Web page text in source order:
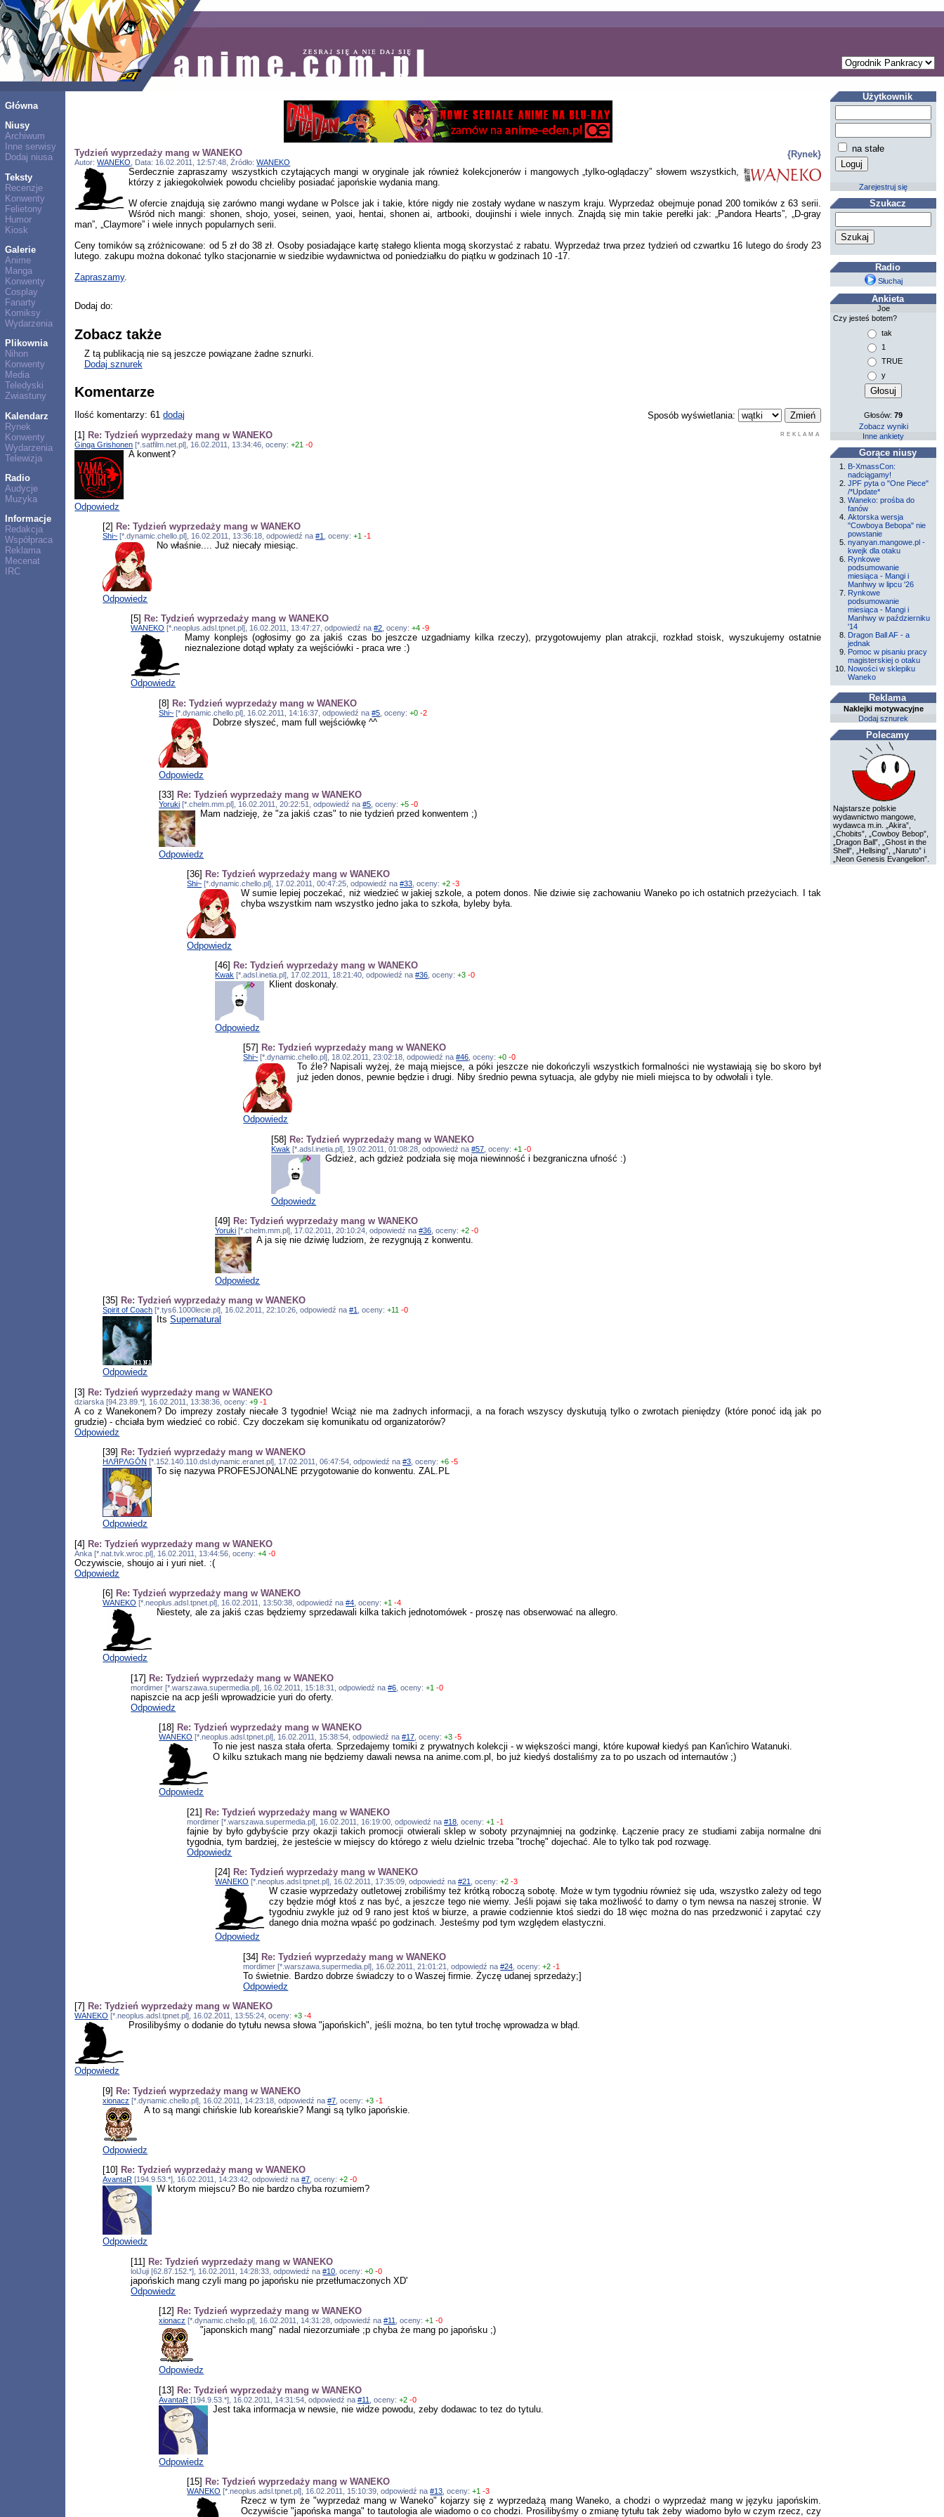
Główna
Niusy
Archiwum
Inne serwisy
Dodaj niusa
Teksty
Recenzje
Konwenty
Felietony
Humor
Kiosk
Galerie
Anime
Manga
Konwenty
Cosplay
Fanarty
Komiksy
Wydarzenia
Plikownia
Nihon
Konwenty
Media
Teledyski
Zwiastuny
Kalendarz
Rynek
Konwenty
Wydarzenia
Telewizja
Radio
Audycje
Muzyka
Informacje
Redakcja
Współpraca
Reklama
Mecenat
IRC
{Rynek}
Tydzień wyprzedaży mang w WANEKO
Autor:WANEKO , Data: 16.02.2011, 12:57:48, Źródło:WANEKO
Serdecznie zapraszamy wszystkich czytających mangi w oryginale jak również kolekcjonerów i mangowych „tylko-oglądaczy” słowem wszystkich,
którzy z jakiegokolwiek powodu chcieliby posiadać japońskie wydania mang.
W ofercie znajdują się zarówno mangi wydane w Polsce jak i takie, które nigdy nie zostały wydane w naszym kraju. Wyprzedaż obejmuje ponad 200 tomików z 63 serii.
Wśród nich mangi: shonen, shojo, yosei, seinen, yaoi, hentai, shonen ai, artbooki, doujinshi i wiele innych. Znajdą się min takie perełki jak: „Pandora Hearts”, „D-gray
man”, „Claymore” i wiele innych popularnych serii.
Ceny tomików są zróżnicowane: od 5 zł do 38 zł. Osoby posiadające kartę stałego klienta mogą skorzystać z rabatu. Wyprzedaż trwa przez tydzień od czwartku 16 lutego do środy 23
lutego. zakupu można dokonać tylko stacjonarnie w siedzibie wydawnictwa od poniedziałku do piątku w godzinach 10 -17.
Zapraszamy.
Dodaj do:
Zobacz także
Z tą publikacją nie są jeszcze powiązane żadne sznurki.
Dodaj sznurek
Komentarze
Sposób wyświetlania:
Ilość komentarzy: 61dodaj
REKLAMA
[1] Re: Tydzień wyprzedaży mang w WANEKO
Ginga Grishonen [*.satfilm.net.pl], 16.02.2011, 13:34:46, oceny:+21 -0
A konwent?
Odpowiedz
[2] Re: Tydzień wyprzedaży mang w WANEKO
Shi~ [*.dynamic.chello.pl], 16.02.2011, 13:36:18, odpowiedź na#1 , oceny:+1 -1
No właśnie.... Już niecały miesiąc.
Odpowiedz
[5] Re: Tydzień wyprzedaży mang w WANEKO
WANEKO [*.neoplus.adsl.tpnet.pl], 16.02.2011, 13:47:27, odpowiedź na#2 , oceny:+4 -9
Mamy konplejs (ogłosimy go za jakiś czas bo jeszcze uzgadniamy kilka rzeczy), przygotowujemy plan atrakcji, rozkład stoisk, wyszukujemy ostatnie
nieznalezione dotąd wpłaty za wejściówki - praca wre :)
Odpowiedz
[8] Re: Tydzień wyprzedaży mang w WANEKO
Shi~ [*.dynamic.chello.pl], 16.02.2011, 14:16:37, odpowiedź na#5 , oceny:+0 -2
Dobrze słyszeć, mam full wejściówkę ^^
Odpowiedz
[33] Re: Tydzień wyprzedaży mang w WANEKO
Yoruki [*.chelm.mm.pl], 16.02.2011, 20:22:51, odpowiedź na#5 , oceny:+5 -0
Mam nadzieję, że "za jakiś czas" to nie tydzień przed konwentem ;)
Odpowiedz
[36] Re: Tydzień wyprzedaży mang w WANEKO
Shi~ [*.dynamic.chello.pl], 17.02.2011, 00:47:25, odpowiedź na#33 , oceny:+2 -3
W sumie lepiej poczekać, niż wiedzieć w jakiej szkole, a potem donos. Nie dziwie się zachowaniu Waneko po ich ostatnich przeżyciach. I tak
chyba wszystkim nam wszystko jedno jaka to szkoła, byleby była.
Odpowiedz
[46] Re: Tydzień wyprzedaży mang w WANEKO
Kwak [*.adsl.inetia.pl], 17.02.2011, 18:21:40, odpowiedź na#36, oceny:+3 -0
Klient doskonały.
Odpowiedz
[57] Re: Tydzień wyprzedaży mang w WANEKO
Shi~ [*.dynamic.chello.pl], 18.02.2011, 23:02:18, odpowiedź na#46 , oceny:+0 -0
To źle? Napisali wyżej, że mają miejsce, a póki jeszcze nie dokończyli wszystkich formalności nie wystawiają się bo skoro był
już jeden donos, pewnie będzie i drugi. Niby średnio pewna sytuacja, ale gdyby nie mieli miejsca to by odwołali i tyle.
Odpowiedz
[58] Re: Tydzień wyprzedaży mang w WANEKO
Kwak [*.adsl.inetia.pl], 19.02.2011, 01:08:28, odpowiedź na#57 , oceny:+1 -0
Gdzież, ach gdzież podziała się moja niewinność i bezgraniczna ufność :)
Odpowiedz
[49] Re: Tydzień wyprzedaży mang w WANEKO
Yoruki [*.chelm.mm.pl], 17.02.2011, 20:10:24, odpowiedź na#36 , oceny:+2 -0
A ja się nie dziwię ludziom, że rezygnują z konwentu.
Odpowiedz
[35] Re: Tydzień wyprzedaży mang w WANEKO
Spirit of Coach [*.tys6.1000lecie.pl], 16.02.2011, 22:10:26, odpowiedź na#1 , oceny:+11 -0
Its Supernatural
Odpowiedz
[3] Re: Tydzień wyprzedaży mang w WANEKO
dziarska [94.23.89.*], 16.02.2011, 13:38:36, oceny:+9 -1
A co z Wanekonem? Do imprezy zostały niecałe 3 tygodnie! Wciąż nie ma żadnych informacji, a na forach wszyscy dyskutują tylko o zwrotach pieniędzy (które ponoć idą jak po
grudzie) - chciała bym wiedzieć co robić. Czy doczekam się komunikatu od organizatorów?
Odpowiedz
[39] Re: Tydzień wyprzedaży mang w WANEKO
HΛЯPΛGŌN [*.152.140.110.dsl.dynamic.eranet.pl], 17.02.2011, 06:47:54, odpowiedź na#3 , oceny:+6 -5
To się nazywa PROFESJONALNE przygotowanie do konwentu. ZAL.PL
Odpowiedz
[4] Re: Tydzień wyprzedaży mang w WANEKO
Anka [*.nat.tvk.wroc.pl], 16.02.2011, 13:44:56, oceny:+4 -0
Oczywiscie, shoujo ai i yuri niet. :(
Odpowiedz
[6] Re: Tydzień wyprzedaży mang w WANEKO
WANEKO [*.neoplus.adsl.tpnet.pl], 16.02.2011, 13:50:38, odpowiedź na#4 , oceny:+1 -4
Niestety, ale za jakiś czas będziemy sprzedawali kilka takich jednotomówek - proszę nas obserwować na allegro.
Odpowiedz
[17] Re: Tydzień wyprzedaży mang w WANEKO
mordimer [*.warszawa.supermedia.pl], 16.02.2011, 15:18:31, odpowiedź na#6 , oceny:+1 -0
napiszcie na acp jeśli wprowadzicie yuri do oferty.
Odpowiedz
[18] Re: Tydzień wyprzedaży mang w WANEKO
WANEKO [*.neoplus.adsl.tpnet.pl], 16.02.2011, 15:38:54, odpowiedź na#17 , oceny:+3 -5
To nie jest nasza stała oferta. Sprzedajemy tomiki z prywatnych kolekcji - w większości mangi, które kupował kiedyś pan Kan'ichiro Watanuki.
O kilku sztukach mang nie będziemy dawali newsa na anime.com.pl, bo już kiedyś dostaliśmy za to po uszach od internautów ;)
Odpowiedz
[21] Re: Tydzień wyprzedaży mang w WANEKO
mordimer [*.warszawa.supermedia.pl], 16.02.2011, 16:19:00, odpowiedź na#18 , oceny:+1 -1
fajnie by było gdybyście przy okazji takich promocji otwierali sklep w soboty przynajmniej na godzinkę. Łączenie pracy ze studiami zabija normalne dni
tygodnia, tym bardziej, że jesteście w miejscy do którego z wielu dzielnic trzeba "trochę" dojechać. Ale to tylko tak pod rozwagę.
Odpowiedz
[24] Re: Tydzień wyprzedaży mang w WANEKO
WANEKO [*.neoplus.adsl.tpnet.pl], 16.02.2011, 17:35:09, odpowiedź na#21 , oceny:+2 -3
W czasie wyprzedaży outletowej zrobiliśmy też krótką roboczą sobotę. Może w tym tygodniu również się uda, wszystko zależy od tego
czy będzie mógł ktoś z nas być, a jeszcze tego nie wiemy. Jeśli pojawi się taka możliwość to damy o tym newsa na naszej stronie. W
tygodniu zwykle już od 9 rano jest ktoś w biurze, a prawie codziennie ktoś siedzi do 18 więc można do nas przedzwonić i zapytać czy
danego dnia można wpaść po godzinach. Jesteśmy pod tym względem elastyczni.
Odpowiedz
[34] Re: Tydzień wyprzedaży mang w WANEKO
mordimer [*.warszawa.supermedia.pl], 16.02.2011, 21:01:21, odpowiedź na#24 , oceny:+2 -1
To świetnie. Bardzo dobrze świadczy to o Waszej firmie. Życzę udanej sprzedaży;]
Odpowiedz
[7] Re: Tydzień wyprzedaży mang w WANEKO
WANEKO [*.neoplus.adsl.tpnet.pl], 16.02.2011, 13:55:24, oceny:+3 -4
Prosilibyśmy o dodanie do tytułu newsa słowa "japońskich", jeśli można, bo ten tytuł trochę wprowadza w błąd.
Odpowiedz
[9] Re: Tydzień wyprzedaży mang w WANEKO
xionacz [*.dynamic.chello.pl], 16.02.2011, 14:23:18, odpowiedź na#7 , oceny:+3 -1
A to są mangi chińskie lub koreańskie? Mangi są tylko japońskie.
Odpowiedz
[10] Re: Tydzień wyprzedaży mang w WANEKO
AvantaR [194.9.53.*], 16.02.2011, 14:23:42, odpowiedź na#7 , oceny:+2 -0
W ktorym miejscu? Bo nie bardzo chyba rozumiem?
Odpowiedz
[11] Re: Tydzień wyprzedaży mang w WANEKO
lolJuji [62.87.152.*], 16.02.2011, 14:28:33, odpowiedź na#10 , oceny:+0 -0
japońskich mang czyli mang po japońsku nie przetłumaczonych XD'
Odpowiedz
[12] Re: Tydzień wyprzedaży mang w WANEKO
xionacz [*.dynamic.chello.pl], 16.02.2011, 14:31:28, odpowiedź na#11 , oceny:+1 -0
"japonskich mang" nadal niezorzumiałe ;p chyba że mang po japońsku ;)
Odpowiedz
[13] Re: Tydzień wyprzedaży mang w WANEKO
AvantaR [194.9.53.*], 16.02.2011, 14:31:54, odpowiedź na#11 , oceny:+2 -0
Jest taka informacja w newsie, nie widze powodu, zeby dodawac to tez do tytulu.
Odpowiedz
[15] Re: Tydzień wyprzedaży mang w WANEKO
WANEKO [*.neoplus.adsl.tpnet.pl], 16.02.2011, 15:10:39, odpowiedź na#13, oceny:+1 -3
Rzecz w tym że "wyprzedaż mang w Waneko" kojarzy się z wyprzedażą mang Waneko, a chodzi o wyprzedaż mang w języku japońskim.
Oczywiście "japońska manga" to tautologia ale wiadomo o co chodzi. Prosilibyśmy o zmianę tytułu tak żeby wiadomo było w czym rzecz, czy
Użytkownik
na stałe
Zarejestruj się
Szukacz
Radio
Słuchaj
Ankieta
Joe
Czy jesteś botem?
tak
1
TRUE
y
Głosów:79
Zobacz wyniki
Inne ankiety
Gorące niusy
B-XmassCon:
nadciągamy!
JPF pyta o "One Piece"
/*Update*
Waneko: prośba do
fanów
Aktorska wersja
"Cowboya Bebopa" nie
powstanie
nyanyan.mangowe.pl -
kwejk dla otaku
Rynkowe
podsumowanie
miesiąca - Mangi i
Manhwy w lipcu '26
Rynkowe
podsumowanie
miesiąca - Mangi i
Manhwy w październiku
'14
Dragon Ball AF - a
jednak
Pomoc w pisaniu pracy
magisterskiej o otaku
Nowości w sklepiku
Waneko
Reklama
Naklejki motywacyjne
Dodaj sznurek
Polecamy
Najstarsze polskie
wydawnictwo mangowe,
wydawca m.in. „Akira”,
„Chobits”, „Cowboy Bebop”,
„Dragon Ball”, „Ghost in the
Shell”, „Hellsing”, „Naruto” i
„Neon Genesis Evangelion”.